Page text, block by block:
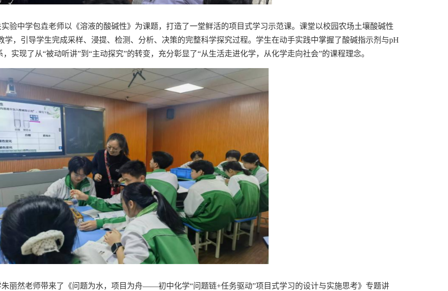
中学包垚老师以《溶液的酸碱性》为课题，打造了一堂鲜活的项目式学习示范课。课堂以校园农场土壤酸碱性
学，引导学生完成采样、浸提、检测、分析、决策的完整科学探究过程。学生在动手实践中掌握了酸碱指示剂与pH
，实现了从“被动听讲”到 “主动探究”的转变，充分彰显了“从生活走进化学，从化学走向社会”的课程理念。
丽然老师带来了《问题为水，项目为舟——初中化学“问题链+任务驱动”项目式学习的设计与实施思考》专题讲